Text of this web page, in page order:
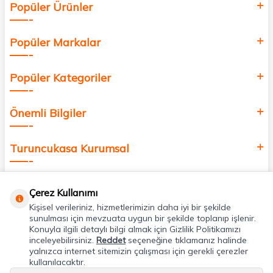
değer katmak için bize katılın!
Popüler Ürünler
Popüler Markalar
Popüler Kategoriler
Önemli Bilgiler
Turuncukasa Kurumsal
Uygulamalarımız
Adres & İletişim
Çerez Kullanımı
Kişisel verileriniz, hizmetlerimizin daha iyi bir şekilde
sunulması için mevzuata uygun bir şekilde toplanıp işlenir.
Konuyla ilgili detaylı bilgi almak için Gizlilik Politikamızı
inceleyebilirsiniz. Reddetseçeneğine tıklamanız halinde
yalnızca internet sitemizin çalışması için gerekli çerezler
kullanılacaktır.